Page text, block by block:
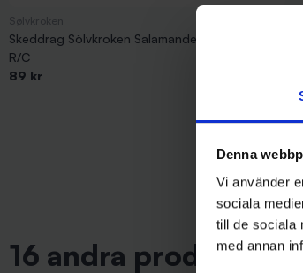
Denna
Vi använder
sociala
till de sociala
med annan
Skeddrag Sölvkroken Salamander Allround 16 g,
R/C
89 kr
16 andra produkter i